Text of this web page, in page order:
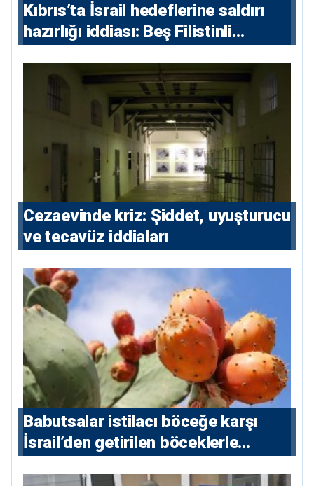
Kıbrıs’ta İsrail hedeflerine saldırı
hazırlığı iddiası: Beş Filistinli
Cezaevinde kriz: Şiddet, uyuşturucu
ve tecavüz iddiaları
Babutsalar istilacı böceğe karşı
İsrail’den getirilen böceklerle